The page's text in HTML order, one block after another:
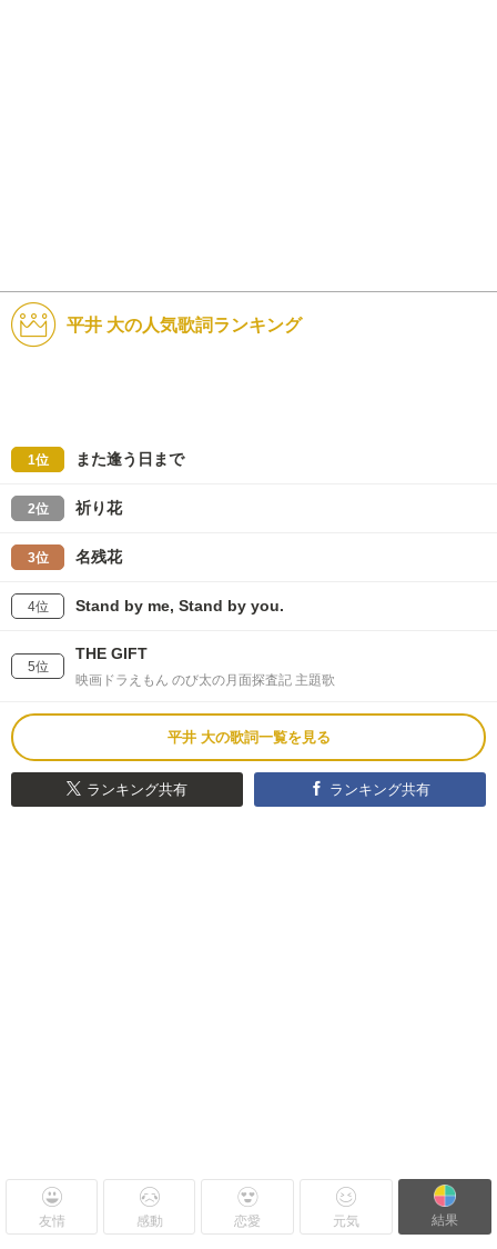
平井 大の人気歌詞ランキング
1位 また逢う日まで
2位 祈り花
3位 名残花
4位 Stand by me, Stand by you.
5位
THE GIFT
映画ドラえもん のび太の月面探査記 主題歌
平井 大の歌詞一覧を見る
ランキング共有 ランキング共有
友情 感動 恋愛 元気 結果